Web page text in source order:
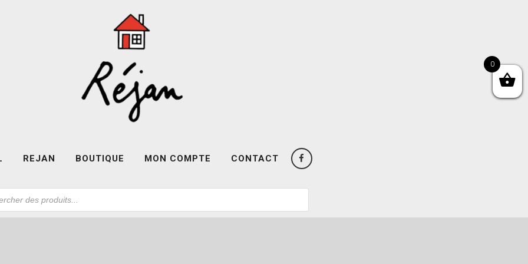
REJAN BOUTIQUE MON COMPTE CONTACT
0